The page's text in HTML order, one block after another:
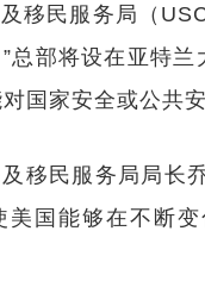
移民服务局（
总部将设在亚特兰
国家安全或公共
移民服务局局长
美国能够在不断